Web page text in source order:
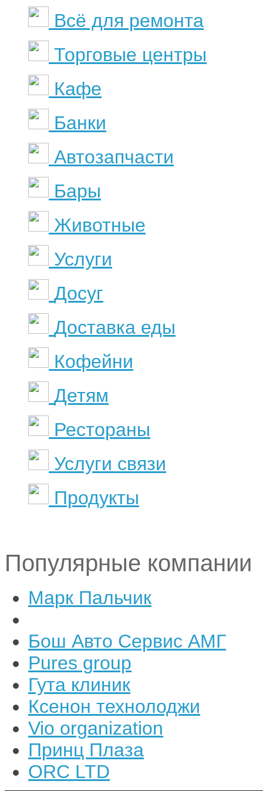
Всё для ремонта
Торговые центры
Кафе
Банки
Автозапчасти
Бары
Животные
Услуги
Досуг
Доставка еды
Кофейни
Детям
Рестораны
Услуги связи
Продукты
Популярные компании
Марк Пальчик
Бош Авто Сервис АМГ
Pures group
Гута клиник
Ксенон технолоджи
Vio organization
Принц Плаза
ORC LTD